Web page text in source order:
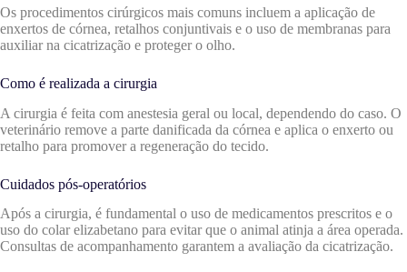
Os procedimentos cirúrgicos mais comuns incluem a aplicação de
enxertos de córnea, retalhos conjuntivais e o uso de membranas para
auxiliar na cicatrização e proteger o olho.
Como é realizada a cirurgia
A cirurgia é feita com anestesia geral ou local, dependendo do caso. O
veterinário remove a parte danificada da córnea e aplica o enxerto ou
retalho para promover a regeneração do tecido.
Cuidados pós-operatórios
Após a cirurgia, é fundamental o uso de medicamentos prescritos e o
uso do colar elizabetano para evitar que o animal atinja a área operada.
Consultas de acompanhamento garantem a avaliação da cicatrização.